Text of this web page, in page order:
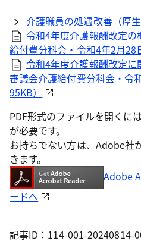
介護職員の処遇改善（厚
令和4年度介護報酬改定
給付費分科会・令和4年2月28
令和4年度介護報酬改定
審議会介護給付費分科会・令
95KB）
PDF形式のファイルを開くに
が必要です。
お持ちでない方は、Adobe社
きます。
Adobe
ードへ
記事ID：114-001-20240814-